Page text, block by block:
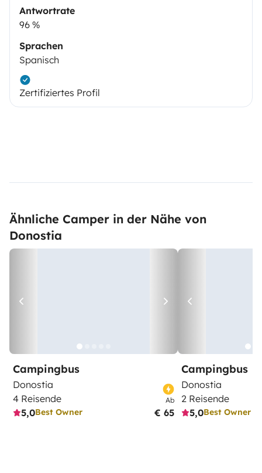
Antwortrate
96 %
Sprachen
Spanisch
Zertifiziertes Profil
Ähnliche Camper in der Nähe von
Donostia
Campingbus
Donostia
4 Reisende
5,0Best Owner
Ab
€ 65
Campingbus
Donostia
2 Reisende
5,0Best Owner